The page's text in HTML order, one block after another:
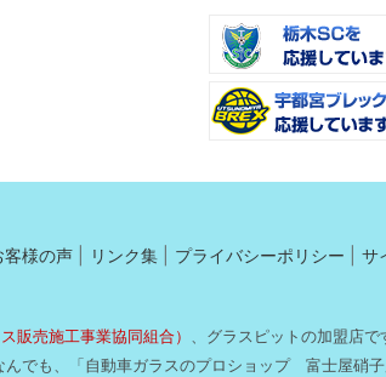
客様の声 リンク集 プライバシーポリシー サ
販売施工事業協同組合）
、グラスピットの加盟店で
んでも、「自動車ガラスのプロショップ 富士屋硝